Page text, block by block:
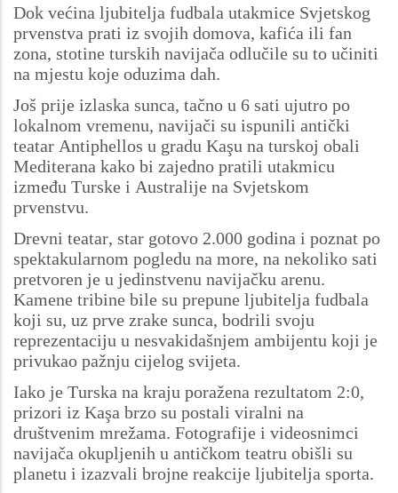
Dok većina ljubitelja fudbala utakmice Svjetskog
prvenstva prati iz svojih domova, kafića ili fan
zona, stotine turskih navijača odlučile su to učiniti
na mjestu koje oduzima dah.
Još prije izlaska sunca, tačno u 6 sati ujutro po
lokalnom vremenu, navijači su ispunili antički
teatar Antiphellos u gradu Kaşu na turskoj obali
Mediterana kako bi zajedno pratili utakmicu
između Turske i Australije na Svjetskom
prvenstvu.
Drevni teatar, star gotovo 2.000 godina i poznat po
spektakularnom pogledu na more, na nekoliko sati
pretvoren je u jedinstvenu navijačku arenu.
Kamene tribine bile su prepune ljubitelja fudbala
koji su, uz prve zrake sunca, bodrili svoju
reprezentaciju u nesvakidašnjem ambijentu koji je
privukao pažnju cijelog svijeta.
Iako je Turska na kraju poražena rezultatom 2:0,
prizori iz Kaşa brzo su postali viralni na
društvenim mrežama. Fotografije i videosnimci
navijača okupljenih u antičkom teatru obišli su
planetu i izazvali brojne reakcije ljubitelja sporta.